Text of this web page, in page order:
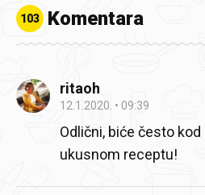
103 Komentara
ritaoh
12.1.2020. 09:39
Odlični, biće često kod
ukusnom receptu!